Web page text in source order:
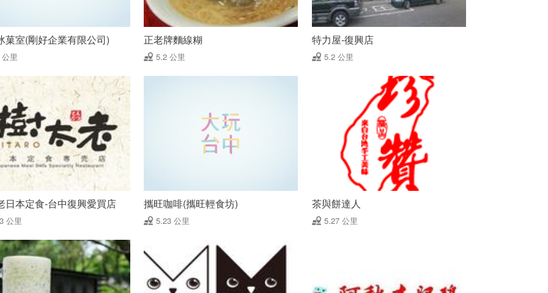
菓室(剛好企業有限公司)
里
正老牌麵線糊
5.2 公里
特力屋-復興店
5.2 公里
日本定食-台中復興愛買店
公里
攜旺咖啡(攜旺輕食坊)
5.23 公里
茶與餅達人
5.27 公里